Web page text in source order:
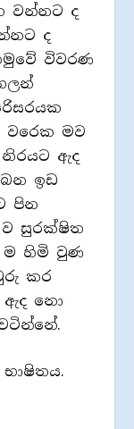
වන්නට ද
ද
විවරණ
වරෙක මව
නිරයට ඇද
ඉඩ
පින
සුරක්ෂිත
ම හිමි වුණ
කර
ඇද නො